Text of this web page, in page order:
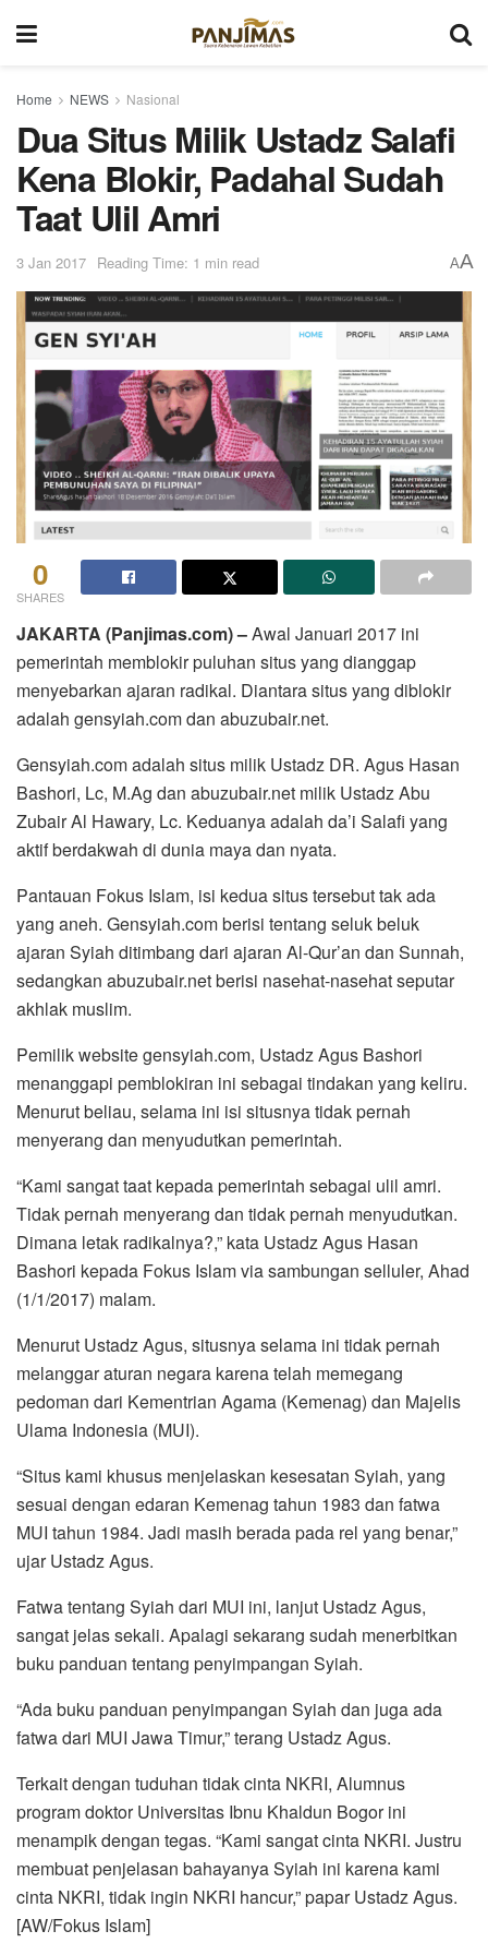
Home NEWS Nasional
Dua Situs Milik Ustadz Salafi
Kena Blokir, Padahal Sudah
Taat Ulil Amri
3 Jan 2017 Reading Time: 1 min read AA
0
SHARES
JAKARTA (Panjimas.com) –Awal Januari 2017 ini
pemerintah memblokir puluhan situs yang dianggap
menyebarkan ajaran radikal. Diantara situs yang diblokir
adalah gensyiah.com dan abuzubair.net.
Gensyiah.com adalah situs milik Ustadz DR. Agus Hasan
Bashori, Lc, M.Ag dan abuzubair.net milik Ustadz Abu
Zubair Al Hawary, Lc. Keduanya adalah da’i Salafi yang
aktif berdakwah di dunia maya dan nyata.
Pantauan Fokus Islam, isi kedua situs tersebut tak ada
yang aneh. Gensyiah.com berisi tentang seluk beluk
ajaran Syiah ditimbang dari ajaran Al-Qur’an dan Sunnah,
sedangkan abuzubair.net berisi nasehat-nasehat seputar
akhlak muslim.
Pemilik website gensyiah.com, Ustadz Agus Bashori
menanggapi pemblokiran ini sebagai tindakan yang keliru.
Menurut beliau, selama ini isi situsnya tidak pernah
menyerang dan menyudutkan pemerintah.
“Kami sangat taat kepada pemerintah sebagai ulil amri.
Tidak pernah menyerang dan tidak pernah menyudutkan.
Dimana letak radikalnya?,” kata Ustadz Agus Hasan
Bashori kepada Fokus Islam via sambungan selluler, Ahad
(1/1/2017) malam.
Menurut Ustadz Agus, situsnya selama ini tidak pernah
melanggar aturan negara karena telah memegang
pedoman dari Kementrian Agama (Kemenag) dan Majelis
Ulama Indonesia (MUI).
“Situs kami khusus menjelaskan kesesatan Syiah, yang
sesuai dengan edaran Kemenag tahun 1983 dan fatwa
MUI tahun 1984. Jadi masih berada pada rel yang benar,”
ujar Ustadz Agus.
Fatwa tentang Syiah dari MUI ini, lanjut Ustadz Agus,
sangat jelas sekali. Apalagi sekarang sudah menerbitkan
buku panduan tentang penyimpangan Syiah.
“Ada buku panduan penyimpangan Syiah dan juga ada
fatwa dari MUI Jawa Timur,” terang Ustadz Agus.
Terkait dengan tuduhan tidak cinta NKRI, Alumnus
program doktor Universitas Ibnu Khaldun Bogor ini
menampik dengan tegas. “Kami sangat cinta NKRI. Justru
membuat penjelasan bahayanya Syiah ini karena kami
cinta NKRI, tidak ingin NKRI hancur,” papar Ustadz Agus.
[AW/Fokus Islam]